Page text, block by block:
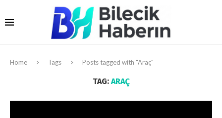
Home Tags Posts tagged with "Araç"
TAG: ARAÇ